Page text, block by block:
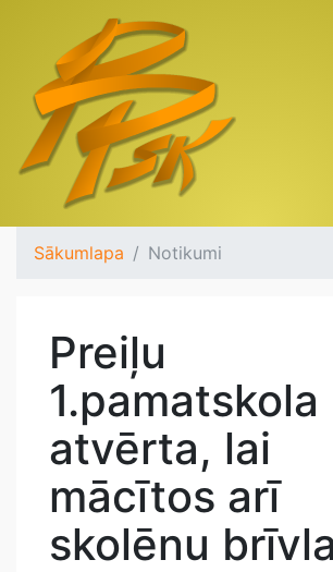
Sākumlapa Notikumi
Preiļu
1.pamatskola
atvērta, lai
mācītos arī
skolēnu